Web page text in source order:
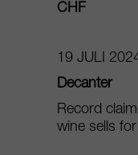
CHF
19 JULI
Decanter
Record
wine sells